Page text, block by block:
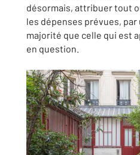
désormais, attribuer tout
les dépenses prévues, par
majorité que celle qui est
en question.